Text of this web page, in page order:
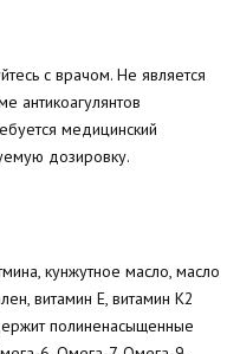
с врачом. Не является
антикоагулянтов
медицинский
дозировку.
кунжутное масло, масло
витамин E, витамин K2
полиненасыщенные